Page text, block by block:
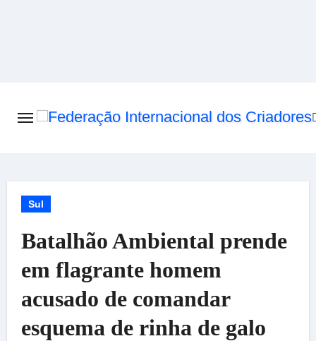
Sul
Batalhão Ambiental prende
em flagrante homem
acusado de comandar
esquema de rinha de galo